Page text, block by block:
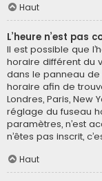
Haut
L’heure n’est pas
Il est possible que
horaire différent du
dans le panneau de
horaire afin de
Londres, Paris, New
réglage du fuseau
paramètres, n’est
n’êtes pas inscrit,
Haut